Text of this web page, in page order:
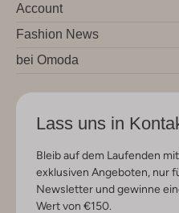
Account
Fashion News
bei Omoda
Lass uns in
Bleib auf dem Laufenden
exklusiven Angeboten, nur
Newsletter und gewinne
Wert von €150.